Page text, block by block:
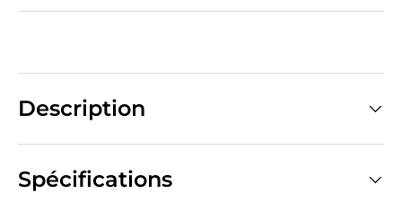
Description
Spécifications